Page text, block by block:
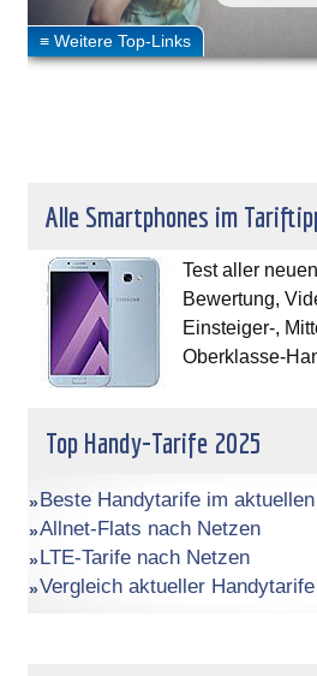
Alle Smartphones im
Test aller
Bewertung,
Einsteiger-,
Oberklasse-
Top Handy-Tarife 2025
Beste Handytarife im
Allnet-Flats nach Netzen
LTE-Tarife nach Netzen
Vergleich aktueller Handytarife